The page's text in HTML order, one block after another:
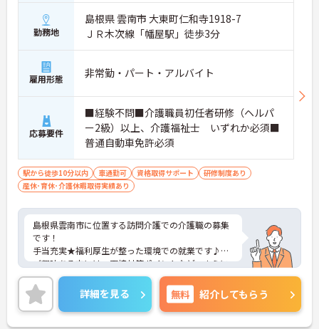
勤務地
島根県 雲南市 大東町仁和寺1918-7
ＪＲ木次線「幡屋駅」徒歩3分
雇用形態 非常勤・パート・アルバイト
応募要件
■経験不問■介護職員初任者研修（ヘルパ
ー2級）以上、介護福祉士 いずれか必須■
普通自動車免許必須
駅から徒歩10分以内 車通勤可 資格取得サポート
研修制度あり
産休･育休･介護休暇取得実績あり
島根県雲南市に位置する訪問介護での介護職の募集
です！
手当充実★福利厚生が整った環境での就業です♪
ご興味ある方には、面接対策ポイントなど、さらに
詳細をお話しいたしますのでお気軽にご相談くださ
い。
詳細を見る 無料 紹介してもらう